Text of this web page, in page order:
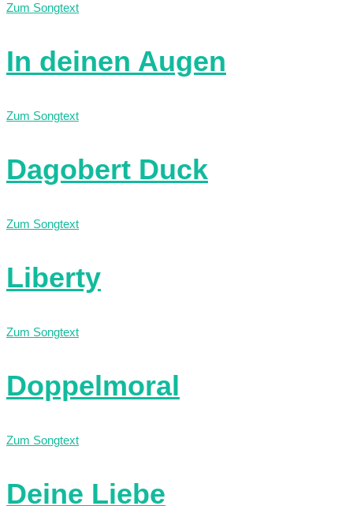
Zum Songtext
In deinen Augen
Zum Songtext
Dagobert Duck
Zum Songtext
Liberty
Zum Songtext
Doppelmoral
Zum Songtext
Deine Liebe